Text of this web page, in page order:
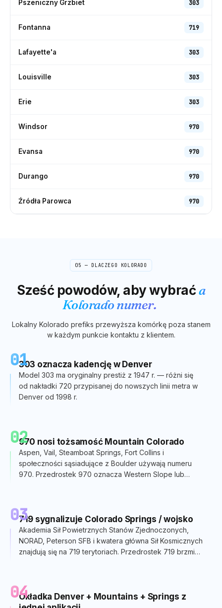
Pszeniczny Grzbiet 303
Fontanna 719
Lafayette'a 303
Louisville 303
Erie 303
Windsor 970
Evansa 970
Durango 970
Źródła Parowca 970
05 — DLACZEGO KOLORADO
Sześć powodów, aby wybraća
Koloradonumer.
Lokalny Kolorado prefiks przewyższa komórkę poza stanem
w każdym punkcie kontaktu z klientem.
01303 oznacza kadencję w Denver
Model 303 ma oryginalny prestiż z 1947 r. — różni się
od nakładki 720 przypisanej do nowszych linii metra w
Denver od 1998 r.
02970 nosi tożsamość Mountain Colorado
Aspen, Vail, Steamboat Springs, Fort Collins i
społeczności sąsiadujące z Boulder używają numeru
970. Przedrostek 970 oznacza Western Slope lub
03719 sygnalizuje Colorado Springs / wojsko
Akademia Sił Powietrznych Stanów Zjednoczonych,
NORAD, Peterson SFB i kwatera główna Sił Kosmicznych
znajdują się na 719 terytoriach. Przedrostek 719 brzmi
04Okładka Denver + Mountains + Springs z